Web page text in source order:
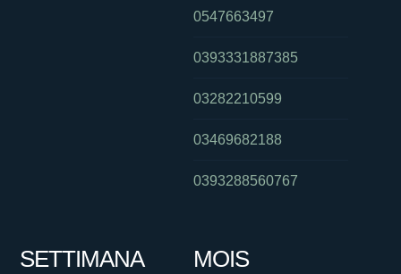
0547663497
0393331887385
03282210599
03469682188
0393288560767
SETTIMANA MOIS